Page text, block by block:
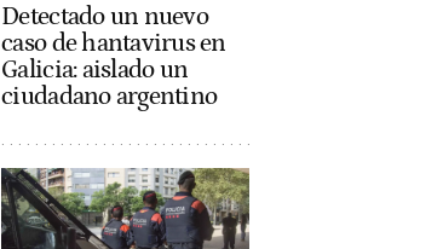
Detectado un nuevo
caso de hantavirus en
Galicia: aislado un
ciudadano argentino